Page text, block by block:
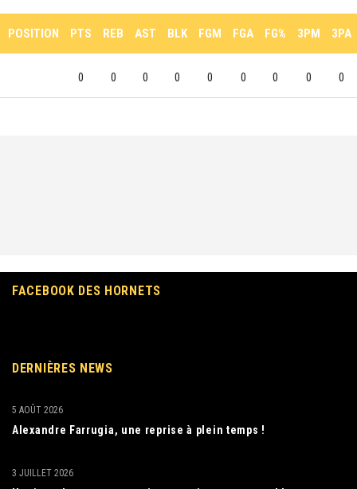
POSITION PTS REB AST BLK FGM FGA FG% 3PM 3PA
0 0 0 0 0 0 0 0 0
FACEBOOK DES HORNETS
DERNIÈRES NEWS
Alexandre Farrugia, une reprise à plein temps !
5 AOÛT 2026
3 JUILLET 2026